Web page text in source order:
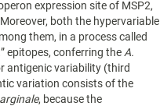
expression site of MSP2,
both the hypervariable
them, in a process called
epitopes, conferring the A.
antigenic variability (third
variation consists of the
, because the